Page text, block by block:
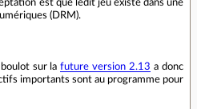
est que ledit jeu existe dans une
(DRM).
boulot sur lafuture version 2.13 a donc
importants sont au programme pour